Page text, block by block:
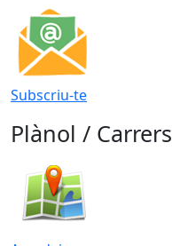
Subscriu-te
Plànol / Carrers